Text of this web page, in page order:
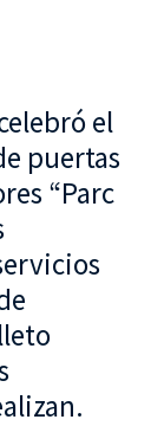
el
puertas
“Parc